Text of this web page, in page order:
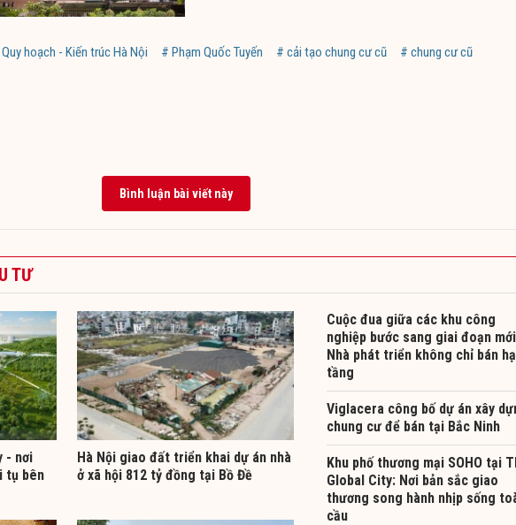
hoạch - Kiến trúc Hà Nội # Phạm Quốc Tuyến # cải tạo chung cư cũ # chung cư cũ
Bình luận bài viết này
TƯ
- nơi
tụ bên
Hà Nội giao đất triển khai dự án nhà
ở xã hội 812 tỷ đồng tại Bồ Đề
Cuộc đua giữa các khu công
nghiệp bước sang giai đoạn
Nhà phát triển không chỉ bán hạ
tầng
Viglacera công bố dự án xây
chung cư để bán tại Bắc Ninh
Khu phố thương mại SOHO tại
Global City: Nơi bản sắc giao
thương song hành nhịp sống
cầu